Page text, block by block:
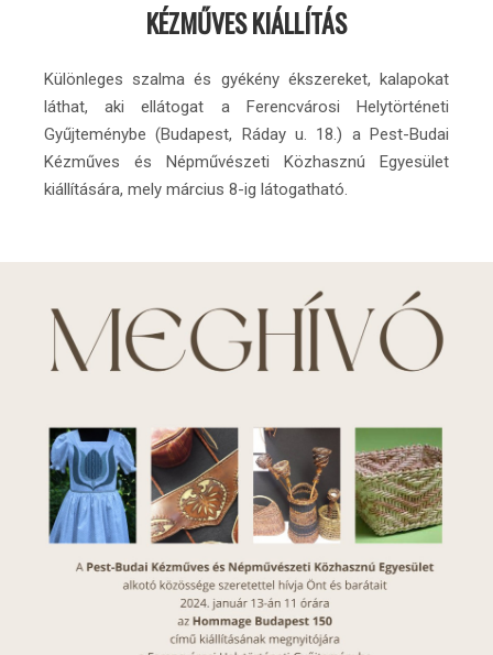
KÉZMŰVES KIÁLLÍTÁS
Különleges szalma és gyékény ékszereket, kalapokat
láthat, aki ellátogat a Ferencvárosi Helytörténeti
Gyűjteménybe (Budapest, Ráday u. 18.) a Pest-Budai
Kézműves és Népművészeti Közhasznú Egyesület
kiállítására, mely március 8-ig látogatható.